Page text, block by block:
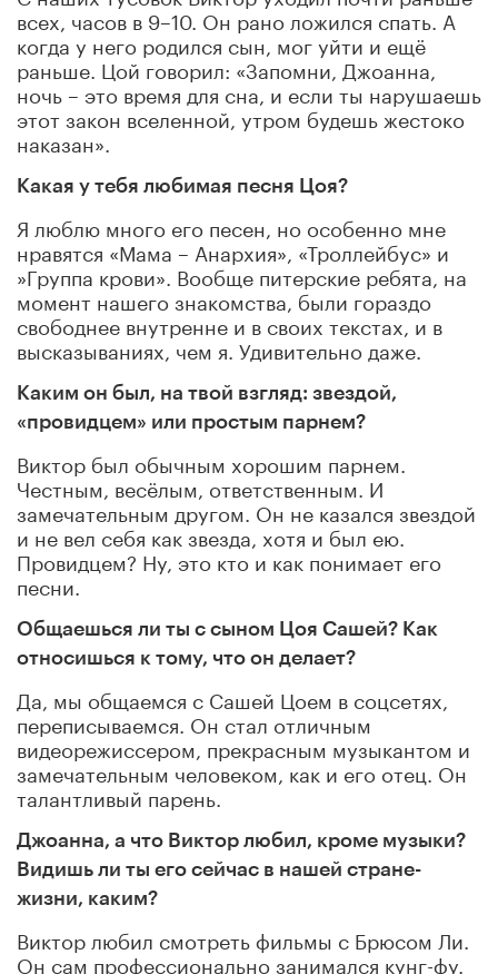
всех, часов в 9–10. Он рано ложился спать. А
когда у него родился сын, мог уйти и ещё
раньше. Цой говорил: «Запомни, Джоанна,
ночь – это время для сна, и если ты нарушаешь
этот закон вселенной, утром будешь жестоко
наказан».
Какая у тебя любимая песня Цоя?
Я люблю много его песен, но особенно мне
нравятся «Мама – Анархия», «Троллейбус» и
»Группа крови». Вообще питерские ребята, на
момент нашего знакомства, были гораздо
свободнее внутренне и в своих текстах, и в
высказываниях, чем я. Удивительно даже.
Каким он был, на твой взгляд: звездой,
«провидцем» или простым парнем?
Виктор был обычным хорошим парнем.
Честным, весёлым, ответственным. И
замечательным другом. Он не казался звездой
и не вел себя как звезда, хотя и был ею.
Провидцем? Ну, это кто и как понимает его
песни.
Общаешься ли ты с сыном Цоя Сашей? Как
относишься к тому, что он делает?
Да, мы общаемся с Сашей Цоем в соцсетях,
переписываемся. Он стал отличным
видеорежиссером, прекрасным музыкантом и
замечательным человеком, как и его отец. Он
талантливый парень.
Джоанна, а что Виктор любил, кроме музыки?
Видишь ли ты его сейчас в нашей стране-
жизни, каким?
Виктор любил смотреть фильмы с Брюсом Ли.
Он сам профессионально занимался кунг-фу.